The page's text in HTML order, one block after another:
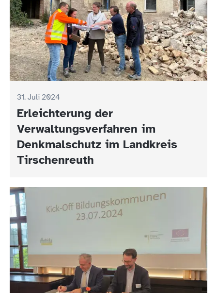
31. Juli 2024
Erleichterung der
Verwaltungsverfahren im
Denkmalschutz im Landkreis
Tirschenreuth